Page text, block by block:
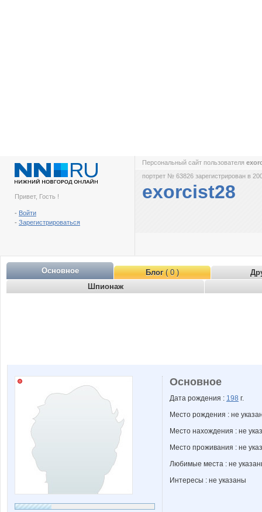
Привет, Гость !
- Войти
- Зарегистрироваться
Персональный сайт пользователя
портрет № 63826 зарегистрирован в
exorcist28
Основное Блог( 0 )
Шпионаж
Основное
Дата рождения : 198 г.
Место рождения : не
Место нахождения : не
Место проживания : не
Любимые места : не
Интересы : не указаны